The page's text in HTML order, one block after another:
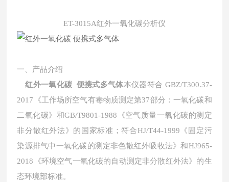
ET-3015A红外一氧化碳分析仪
一、 产品介绍
红外一氧化碳 便携式多气体本仪器符合 GBZ/T300.37-
2017《工作场所空气有毒物质测定第37部分：一氧化碳和
二氧化碳》和GB/T9801-1988《空气质量一氧化碳的测定
非分散红外法》的国家标准；符合HJ/T44-1999《固定污
染源排气中一氧化碳的测定非色散红外吸收法》和HJ965-
2018《环境空气一氧化碳的自动测定非分散红外法》的生
态环境部标准。